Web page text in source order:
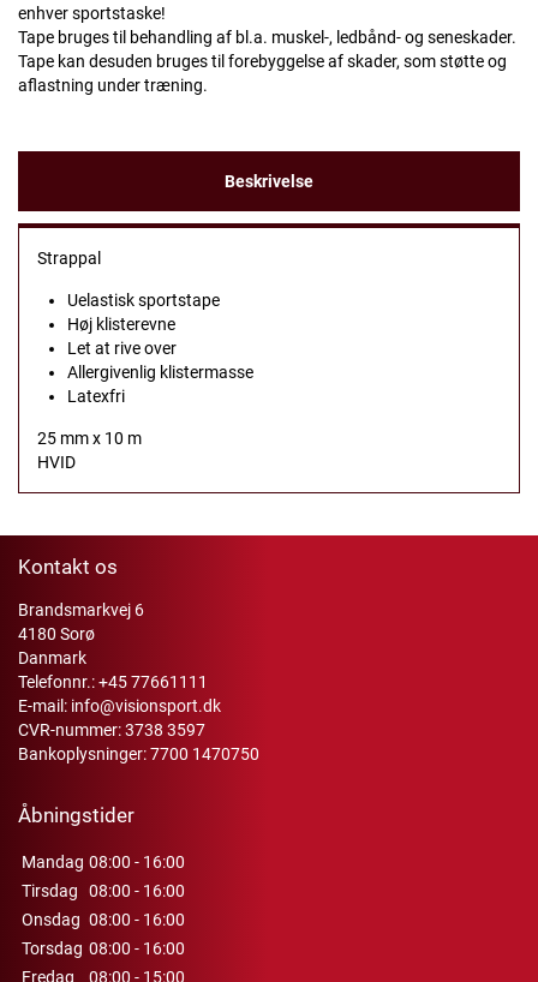
enhver sportstaske!
Tape bruges til behandling af bl.a. muskel-, ledbånd- og seneskader.
Tape kan desuden bruges til forebyggelse af skader, som støtte og
aflastning under træning.
Beskrivelse
Strappal
Uelastisk sportstape
Høj klisterevne
Let at rive over
Allergivenlig klistermasse
Latexfri
25 mm x 10 m
HVID
Kontakt os
Brandsmarkvej 6
4180 Sorø
Danmark
Telefonnr.:+45 77661111
E-mail: info@visionsport.dk
CVR-nummer: 3738 3597
Bankoplysninger: 7700 1470750
Åbningstider
Mandag 08:00 - 16:00
Tirsdag
08:00 - 16:00
Onsdag 08:00 - 16:00
Torsdag 08:00 - 16:00
Fredag
08:00 - 15:00